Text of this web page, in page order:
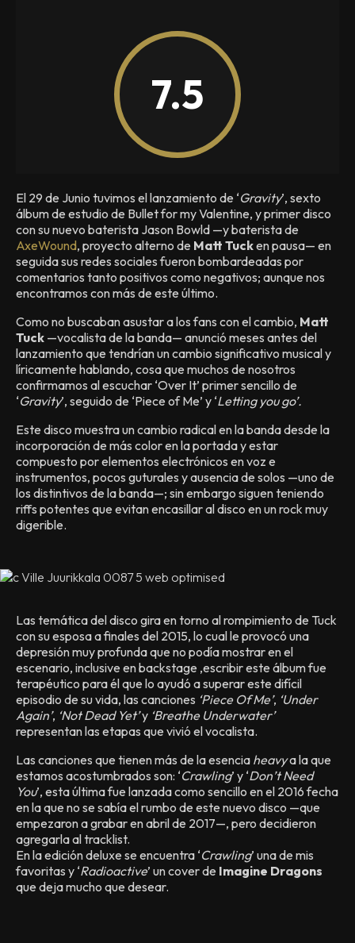
7.5
El 29 de Junio tuvimos el lanzamiento de ‘Gravity’, sexto
álbum de estudio de Bullet for my Valentine, y primer disco
con su nuevo baterista Jason Bowld —y baterista de
AxeWound, proyecto alterno de Matt Tucken pausa— en
seguida sus redes sociales fueron bombardeadas por
comentarios tanto positivos como negativos; aunque nos
encontramos con más de este último.
Como no buscaban asustar a los fans con el cambio, Matt
Tuck —vocalista de la banda— anunció meses antes del
lanzamiento que tendrían un cambio significativo musical y
líricamente hablando, cosa que muchos de nosotros
confirmamos al escuchar ‘Over It’ primer sencillo de
‘Gravity’, seguido de ‘Piece of Me’ y ‘Letting you go’.
Este disco muestra un cambio radical en la banda desde la
incorporación de más color en la portada y estar
compuesto por elementos electrónicos en voz e
instrumentos, pocos guturales y ausencia de solos —uno de
los distintivos de la banda—; sin embargo siguen teniendo
riffs potentes que evitan encasillar al disco en un rock muy
digerible.
Las temática del disco gira en torno al rompimiento de Tuck
con su esposa a finales del 2015, lo cual le provocó una
depresión muy profunda que no podía mostrar en el
escenario, inclusive en backstage ,escribir este álbum fue
terapéutico para él que lo ayudó a superar este difícil
episodio de su vida, las canciones ‘Piece Of Me’, ‘Under
Again’, ‘Not Dead Yet’y ‘Breathe Underwater’
representan las etapas que vivió el vocalista.
Las canciones que tienen más de la esencia heavya la que
estamos acostumbrados son: ‘Crawling’ y ‘Don’t Need
You’, esta última fue lanzada como sencillo en el 2016 fecha
en la que no se sabía el rumbo de este nuevo disco —que
empezaron a grabar en abril de 2017—, pero decidieron
agregarla al tracklist.
En la edición deluxe se encuentra ‘Crawling’ una de mis
favoritas y ‘Radioactive’ un cover de Imagine Dragons
que deja mucho que desear.